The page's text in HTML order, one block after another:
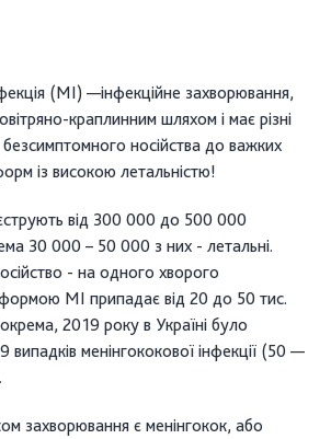
(МІ) —інфекційне захворювання,
краплинним шляхом і має різні
безсимптомного носійства до важких
із високою летальністю!
від 300 000 до 500 000
30 000 – 50 000 з них - летальні.
- на одного хворого
МІ припадає від 20 до 50 тис.
2019 року в Україні було
випадків менінгококової інфекції (50 —
захворювання є менінгокок, або